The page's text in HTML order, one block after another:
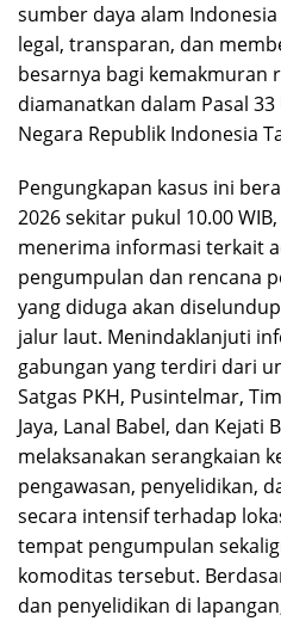
sumber daya alam
legal, transparan, dan
besarnya bagi kemakmuran
diamanatkan dalam Pasal
Negara Republik Indonesia
Pengungkapan kasus ini
2026 sekitar pukul 10.00
menerima informasi terkait
pengumpulan dan rencana
yang diduga akan
jalur laut. Menindaklanjuti
gabungan yang terdiri dari
Satgas PKH, Pusintelmar,
Jaya, Lanal Babel, dan Kejati
melaksanakan serangkaian
pengawasan, penyelidikan,
secara intensif terhadap
tempat pengumpulan
komoditas tersebut.
dan penyelidikan di